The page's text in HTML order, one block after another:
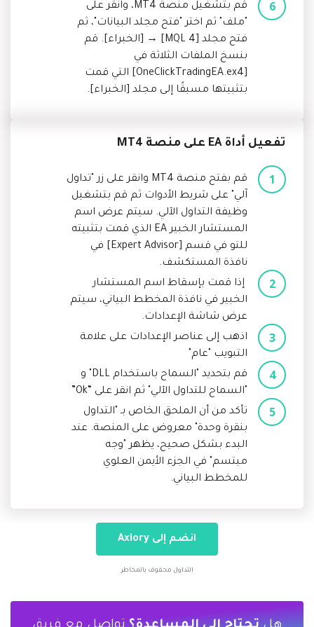
قم بتشغيل منصة MT4، وانقر على
"ملف" ثم اختر "فتح مجلد البيانات"، ثم
فتح مجلد [MQL 4] → [الخبراء]. قم
بنسخ الملفات الثلاثة في
[OneClickTradingEA.ex4] التي قمت
بتثبيتها مسبقًا إلى مجلد [الخبراء].
تفعيل أداة EA على منصة MT4
قم بفتح منصة MT4 وانقر على زر "تداول
آلي" على شريط الأدوات ثم قم بتشغيل
وظيفة التداول الآلي. سيتم عرض اسم
المستشار الخبير EA الذي قمت بتثبيته
للتو في قسم [Expert Advisor] في
نافذة المستكشف.
إذا قمت بإسقاط اسم المستشار
الخبير في نافذة المخطط البياني، سيتم
عرض شاشة الإعدادات.
اذهب إلى عناصر الإعدادات على علامة
التبويب "عام"
قم بتحديد "السماح باستخدام DLL" و
"السماح للتداول الآلي" ثم انقر على “Ok”
تأكد من أن الملحق الخاص بـ "التداول
بنقرة وحدة" معروض على المنصة. عند
البدء بشكل صحيح، يظهر "وجه
مبتسم" في الجزء الأيمن العلوي
للمخطط البياني.
انضم إلى Axiory
التداول محفوف بالمخاطر